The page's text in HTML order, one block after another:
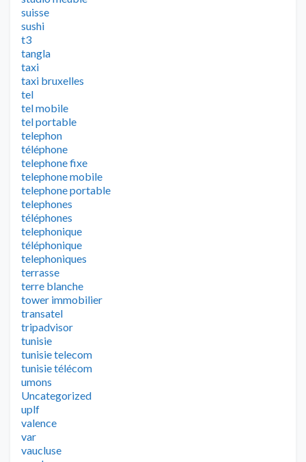
suisse
sushi
t3
tangla
taxi
taxi bruxelles
tel
tel mobile
tel portable
telephon
téléphone
telephone fixe
telephone mobile
telephone portable
telephones
téléphones
telephonique
téléphonique
telephoniques
terrasse
terre blanche
tower immobilier
transatel
tripadvisor
tunisie
tunisie telecom
tunisie télécom
umons
Uncategorized
uplf
valence
var
vaucluse